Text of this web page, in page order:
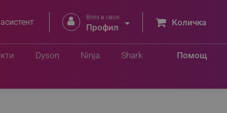
 Влез в своя
Профил  Количка
Помощ
Dyson Ninja Shark